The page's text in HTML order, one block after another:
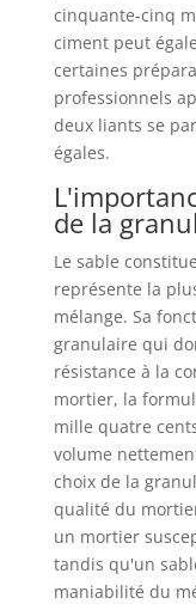
cinquante-cinq
ciment peut
certaines
professionnels
deux liants se
égales.
de la
Le sable
représente la
mélange. Sa
granulaire qui
résistance à la
mortier, la
mille quatre
volume
choix de la
qualité du
un mortier
tandis qu'un
maniabilité du